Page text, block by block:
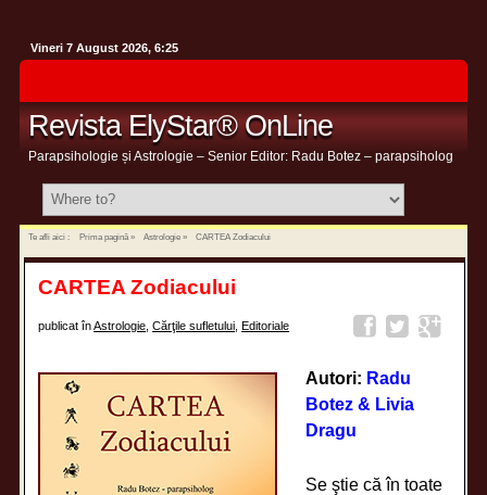
Vineri 7 August 2026, 6:25
Revista ElyStar® OnLine
Parapsihologie și Astrologie – Senior Editor: Radu Botez – parapsiholog
Te afli aici : Prima pagină» Astrologie» CARTEA Zodiacului
CARTEA Zodiacului
publicat înAstrologie ,Cărţile sufletului ,Editoriale
Autori: Radu
Botez & Livia
Dragu
Se ştie că în toate